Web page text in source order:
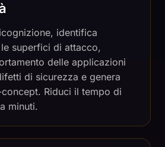
identifica
superfici di attacco,
delle applicazioni
di sicurezza e genera
Riduci il tempo di
minuti.